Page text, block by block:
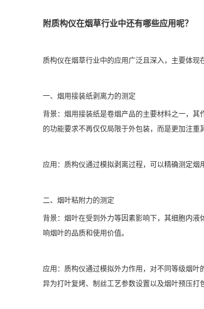
附质构仪在烟草行业中还有哪些应用呢？
质构仪在烟草行业中的应用广泛且深入，主要体现
一、烟用接装纸剥离力的测定
背景：烟用接装纸是卷烟产品的主要材料之一，
的功能要求不再仅仅局限于外包装，而是更加注重
应用：质构仪通过模拟剥离过程，可以精确测定烟
二、烟叶粘附力的测定
背景：烟叶在受到外力等因素影响下，其细胞内
响烟叶的品质和使用价值。
应用：质构仪通过模拟外力作用，对不同等级烟
异为打叶复烤、制丝工艺参数设置以及烟叶预压打